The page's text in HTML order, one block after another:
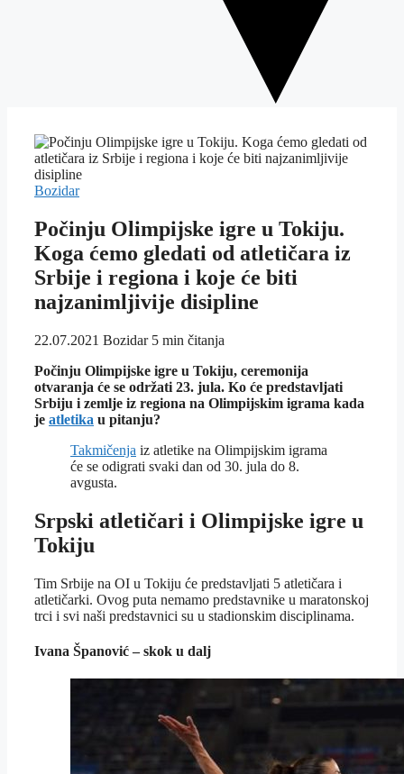
Bozidar
Počinju Olimpijske igre u Tokiju.
Koga ćemo gledati od atletičara iz
Srbije i regiona i koje će biti
najzanimljivije disipline
22.07.2021 Bozidar 5 min čitanja
Počinju Olimpijske igre u Tokiju, ceremonija
otvaranja će se održati 23. jula. Ko će predstavljati
Srbiju i zemlje iz regiona na Olimpijskim igrama kada
je atletika u pitanju?
Takmičenja iz atletike na Olimpijskim igrama
će se odigrati svaki dan od 30. jula do 8.
avgusta.
Srpski atletičari i Olimpijske igre u
Tokiju
Tim Srbije na OI u Tokiju će predstavljati 5 atletičara i
atletičarki. Ovog puta nemamo predstavnike u maratonskoj
trci i svi naši predstavnici su u stadionskim disciplinama.
Ivana Španović – skok u dalj